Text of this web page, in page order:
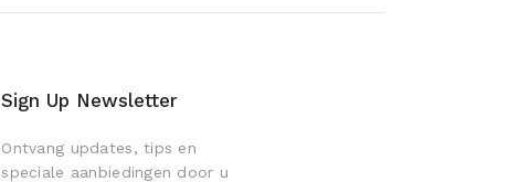
Sign Up Newsletter
Ontvang updates, tips en
speciale aanbiedingen door u